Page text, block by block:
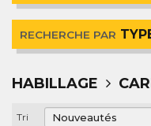
RECHERCHE PAR
HABILLAGE
Tri